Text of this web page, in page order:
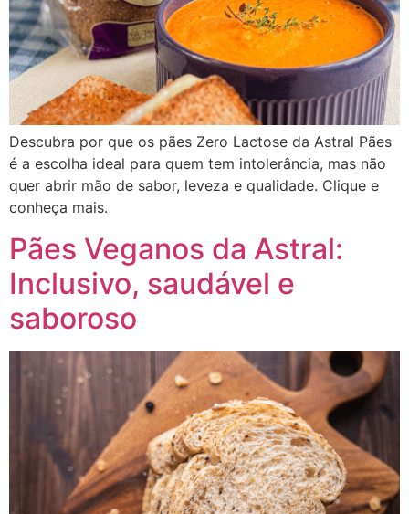
Descubra por que os pães Zero Lactose da Astral Pães
é a escolha ideal para quem tem intolerância, mas não
quer abrir mão de sabor, leveza e qualidade. Clique e
conheça mais.
Pães Veganos da Astral:
Inclusivo, saudável e
saboroso